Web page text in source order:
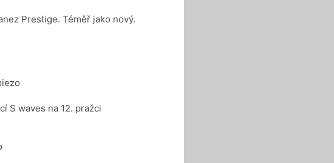
Prestige. Téměř jako nový.
S waves na 12. pražci